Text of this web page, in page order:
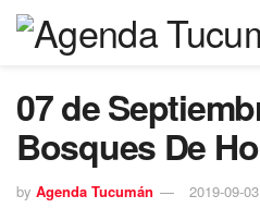
07 de
Bosques De
by Agenda Tucumán 2019-09-03